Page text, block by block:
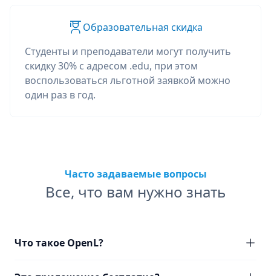
Образовательная скидка
Студенты и преподаватели могут получить
скидку 30% с адресом .edu, при этом
воспользоваться льготной заявкой можно
один раз в год.
Часто задаваемые вопросы
Все, что вам нужно знать
Что такое OpenL?